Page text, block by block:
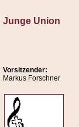
Junge Union
Vorsitzender:
Markus Forschner